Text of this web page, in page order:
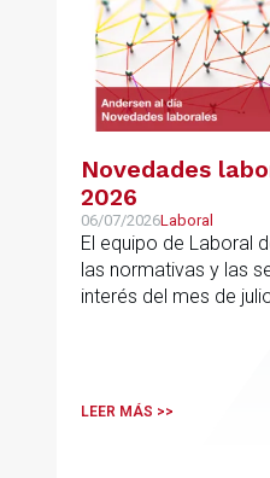
Novedades
2026
06/07/2026Laboral
El equipo de Laboral
las normativas y las
interés del mes de
LEER MÁS >>